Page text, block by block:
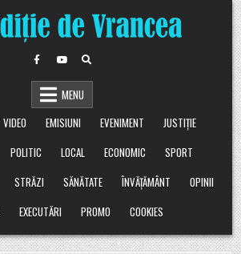
MENU
VIDEO EMISIUNI EVENIMENT
JUSTIȚIE
POLITIC LOCAL ECONOMIC
SPORT
STRĂZI SĂNĂTATE ÎNVĂȚĂMÂNT
OPINII
EXECUTĂRI PROMO COOKIES